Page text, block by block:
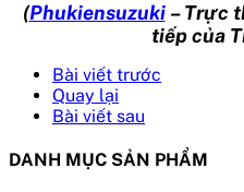
(Phukiensuzuki– Trực
tiếp của
Bài viết trước
Quay lại
Bài viết sau
DANH MỤC SẢN PHẨM